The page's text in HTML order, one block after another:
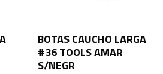
BOTAS CAUCHO LARGA
#36 TOOLS AMAR
S/NEGR